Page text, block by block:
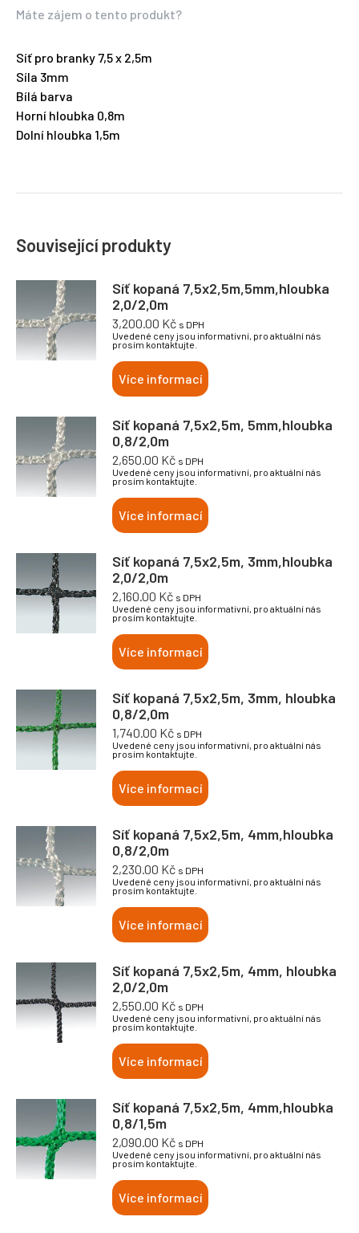
Máte zájem o tento produkt?
Síť pro branky 7,5 x 2,5m
Síla 3mm
Bílá barva
Horní hloubka 0,8m
Dolní hloubka 1,5m
Související produkty
Síť kopaná 7,5x2,5m,5mm,hloubka
2,0/2,0m
3,200.00 Kč s DPH
Uvedené ceny jsou informativní, pro aktuální nás
prosím kontaktujte.
Více informací
Síť kopaná 7,5x2,5m, 5mm,hloubka
0,8/2,0m
2,650.00 Kč s DPH
Uvedené ceny jsou informativní, pro aktuální nás
prosím kontaktujte.
Více informací
Síť kopaná 7,5x2,5m, 3mm,hloubka
2,0/2,0m
2,160.00 Kč s DPH
Uvedené ceny jsou informativní, pro aktuální nás
prosím kontaktujte.
Více informací
Síť kopaná 7,5x2,5m, 3mm, hloubka
0,8/2,0m
1,740.00 Kč s DPH
Uvedené ceny jsou informativní, pro aktuální nás
prosím kontaktujte.
Více informací
Síť kopaná 7,5x2,5m, 4mm,hloubka
0,8/2,0m
2,230.00 Kč s DPH
Uvedené ceny jsou informativní, pro aktuální nás
prosím kontaktujte.
Více informací
Síť kopaná 7,5x2,5m, 4mm, hloubka
2,0/2,0m
2,550.00 Kč s DPH
Uvedené ceny jsou informativní, pro aktuální nás
prosím kontaktujte.
Více informací
Síť kopaná 7,5x2,5m, 4mm,hloubka
0,8/1,5m
2,090.00 Kč s DPH
Uvedené ceny jsou informativní, pro aktuální nás
prosím kontaktujte.
Více informací